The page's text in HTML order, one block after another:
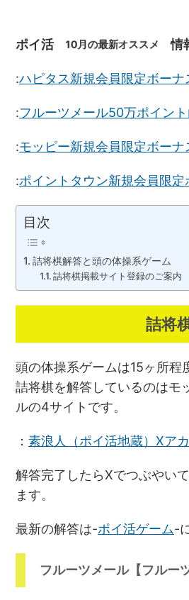
ポイ活10月の最新オススメ情
:ハピタス新規会員限定ボーナ
:フルーツメール50万ポイン
:モッピー新規会員限定ボーナ
:ポイントタウン新規会員限
目次
詰将棋解答と頭の体操系ゲーム
詰将棋掲載サイト登録のご案内
詰将
頭の体操系ゲームは15ヶ所程
詰将棋を解答しているのはモ
ルの4サイトです。
： 素浪人（ポイ活地蔵）Xア
解答完了したらXでつぶやい
ます。
最新の解答は-ポイ活ゲーム-
フルーツメール【フルー